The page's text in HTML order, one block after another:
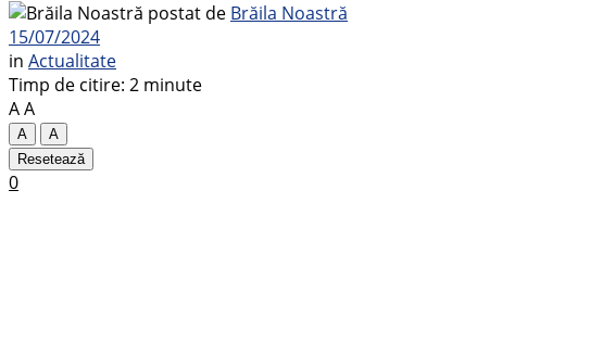
postat de Brăila Noastră
15/07/2024
in Actualitate
Timp de citire: 2 minute
AA
A
A
Resetează
0